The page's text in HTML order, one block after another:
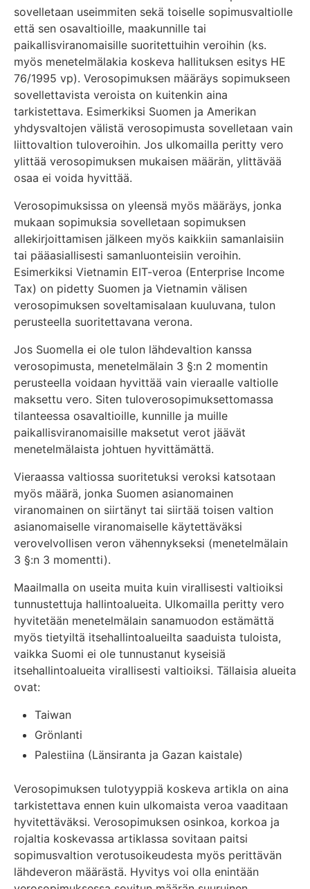
sovelletaan useimmiten sekä toiselle sopimusvaltiolle
että sen osavaltioille, maakunnille tai
paikallisviranomaisille suoritettuihin veroihin (ks.
myös menetelmälakia koskeva hallituksen esitys HE
76/1995 vp). Verosopimuksen määräys sopimukseen
sovellettavista veroista on kuitenkin aina
tarkistettava. Esimerkiksi Suomen ja Amerikan
yhdysvaltojen välistä verosopimusta sovelletaan vain
liittovaltion tuloveroihin. Jos ulkomailla peritty vero
ylittää verosopimuksen mukaisen määrän, ylittävää
osaa ei voida hyvittää.
Verosopimuksissa on yleensä myös määräys, jonka
mukaan sopimuksia sovelletaan sopimuksen
allekirjoittamisen jälkeen myös kaikkiin samanlaisiin
tai pääasiallisesti samanluonteisiin veroihin.
Esimerkiksi Vietnamin EIT-veroa (Enterprise Income
Tax) on pidetty Suomen ja Vietnamin välisen
verosopimuksen soveltamisalaan kuuluvana, tulon
perusteella suoritettavana verona.
Jos Suomella ei ole tulon lähdevaltion kanssa
verosopimusta, menetelmälain 3 §:n 2 momentin
perusteella voidaan hyvittää vain vieraalle valtiolle
maksettu vero. Siten tuloverosopimuksettomassa
tilanteessa osavaltioille, kunnille ja muille
paikallisviranomaisille maksetut verot jäävät
menetelmälaista johtuen hyvittämättä.
Vieraassa valtiossa suoritetuksi veroksi katsotaan
myös määrä, jonka Suomen asianomainen
viranomainen on siirtänyt tai siirtää toisen valtion
asianomaiselle viranomaiselle käytettäväksi
verovelvollisen veron vähennykseksi (menetelmälain
3 §:n 3 momentti).
Maailmalla on useita muita kuin virallisesti valtioiksi
tunnustettuja hallintoalueita. Ulkomailla peritty vero
hyvitetään menetelmälain sanamuodon estämättä
myös tietyiltä itsehallintoalueilta saaduista tuloista,
vaikka Suomi ei ole tunnustanut kyseisiä
itsehallintoalueita virallisesti valtioiksi. Tällaisia alueita
ovat:
Taiwan
Grönlanti
Palestiina (Länsiranta ja Gazan kaistale)
Verosopimuksen tulotyyppiä koskeva artikla on aina
tarkistettava ennen kuin ulkomaista veroa vaaditaan
hyvitettäväksi. Verosopimuksen osinkoa, korkoa ja
rojaltia koskevassa artiklassa sovitaan paitsi
sopimusvaltion verotusoikeudesta myös perittävän
lähdeveron määrästä. Hyvitys voi olla enintään